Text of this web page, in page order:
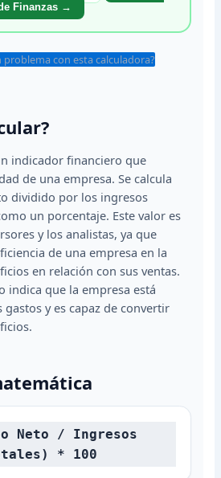
Finanzas →
con esta calculadora?
indicador financiero que
de una empresa. Se calcula
dividido por los ingresos
un porcentaje. Este valor es
y los analistas, ya que
de una empresa en la
en relación con sus ventas.
indica que la empresa está
y es capaz de convertir
Neto / Ingresos
* 100